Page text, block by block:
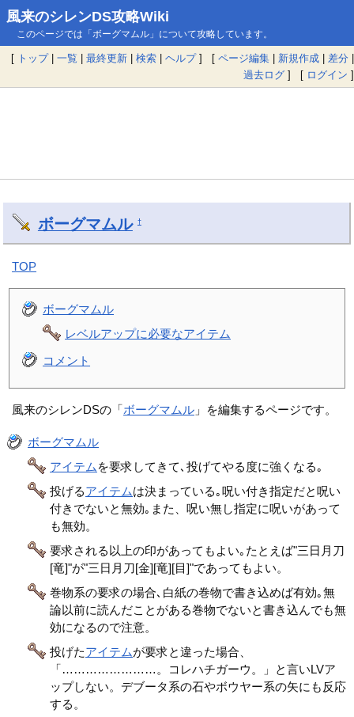
風来のシレンDS攻略Wiki
このページでは「ボーグマムル」について攻略しています。
[ トップ| 一覧 | 最終更新 | 検索 | ヘルプ] [ ページ編集 | 新規作成 | 差分 |
過去ログ ] [ ログイン ]
ボーグマムル †
TOP
ボーグマムル
レベルアップに必要なアイテム
コメント
風来のシレンDSの「ボーグマムル 」を編集するページです。
ボーグマムル
アイテム を要求してきて､投げてやる度に強くなる｡
投げるアイテムは決まっている｡呪い付き指定だと呪い
付きでないと無効｡また、呪い無し指定に呪いがあって
も無効。
要求される以上の印があってもよい｡たとえば"三日月刀
[竜]"が"三日月刀[金][竜][目]"であってもよい。
巻物系の要求の場合､白紙の巻物で書き込めば有効｡無
論以前に読んだことがある巻物でないと書き込んでも無
効になるので注意。
投げたアイテムが要求と違った場合、
「……………………。コレハチガーウ。」と言いLVア
ップしない。デブータ系の石やボウヤー系の矢にも反応
する。